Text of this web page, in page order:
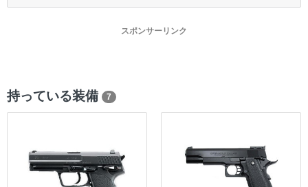
スポンサーリンク
持っている装備 7